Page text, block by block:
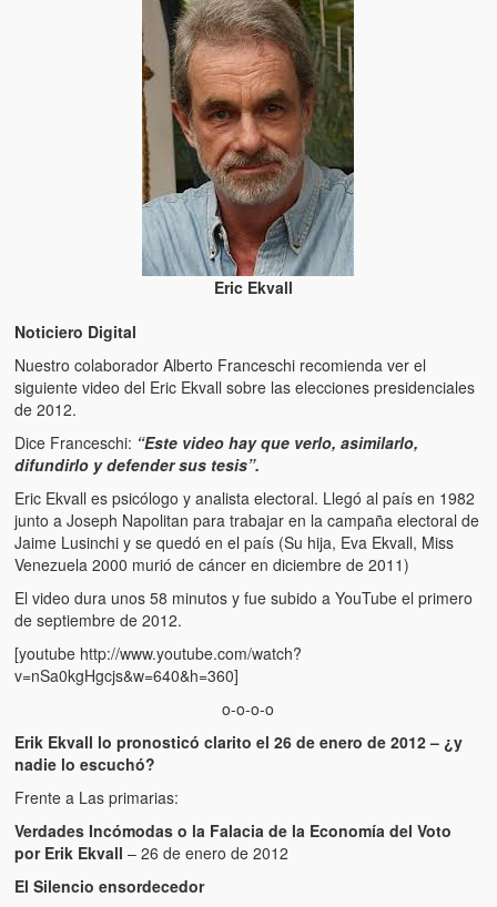
Eric Ekvall
Noticiero Digital
Nuestro colaborador Alberto Franceschi recomienda ver el
siguiente video del Eric Ekvall sobre las elecciones presidenciales
de 2012.
Dice Franceschi: “Este video hay que verlo, asimilarlo,
difundirlo y defender sus tesis”.
Eric Ekvall es psicólogo y analista electoral. Llegó al país en 1982
junto a Joseph Napolitan para trabajar en la campaña electoral de
Jaime Lusinchi y se quedó en el país (Su hija, Eva Ekvall, Miss
Venezuela 2000 murió de cáncer en diciembre de 2011)
El video dura unos 58 minutos y fue subido a YouTube el primero
de septiembre de 2012.
[youtube http://www.youtube.com/watch?
v=nSa0kgHgcjs&w=640&h=360]
o-o-o-o
Erik Ekvall lo pronosticó clarito el 26 de enero de 2012 – ¿y
nadie lo escuchó?
Frente a Las primarias:
Verdades Incómodas o la Falacia de la Economía del Voto
por Erik Ekvall – 26 de enero de 2012
El Silencio ensordecedor